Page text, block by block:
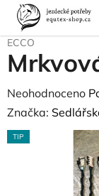
Přejít
obsah
Domů
Pro koně
ECCO
Průměrné
hodnocení
produktu
Neohodnoceno
Značka:
TIP